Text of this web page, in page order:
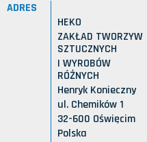
ADRES
HEKO
ZAKŁAD TWORZYW
SZTUCZNYCH
I WYROBÓW
RÓŻNYCH
Henryk Konieczny
ul. Chemików 1
32-600 Oświęcim
Polska